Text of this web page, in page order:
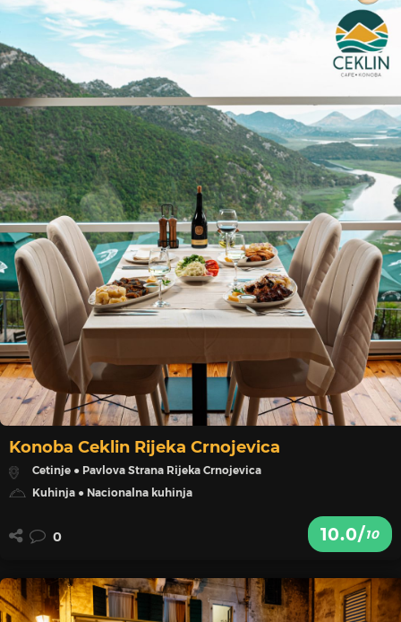
Konoba Ceklin Rijeka Crnojevica
Cetinje ● Pavlova Strana Rijeka Crnojevica
Kuhinja ● Nacionalna kuhinja
10.0/10
0